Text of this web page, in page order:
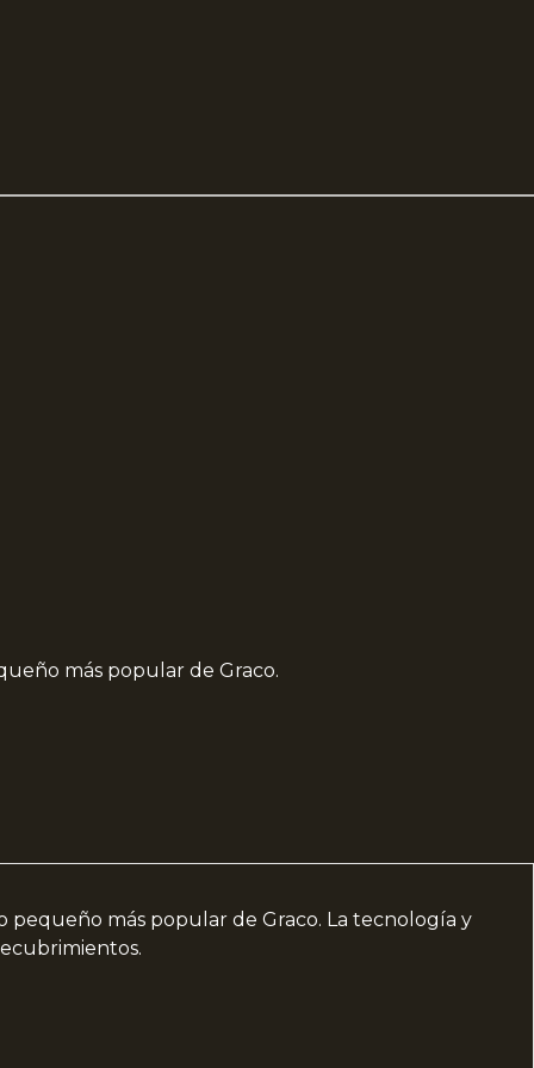
más popular de Graco.
más popular de Graco. La tecnología y